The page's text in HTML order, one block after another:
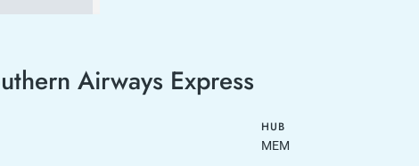
Airways Express
HUB
MEM